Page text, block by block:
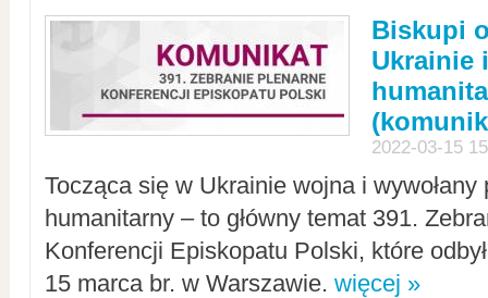
Biskupi
Ukrainie
2022-03-15
Tocząca się w Ukrainie wojna i
humanitarny – to główny temat 391.
Konferencji Episkopatu Polski, które
15 marca br. w Warszawie. więcej »